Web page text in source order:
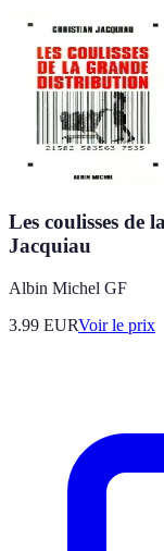
Les coulisses de
Jacquiau
Albin Michel GF
3.99 EURVoir le prix